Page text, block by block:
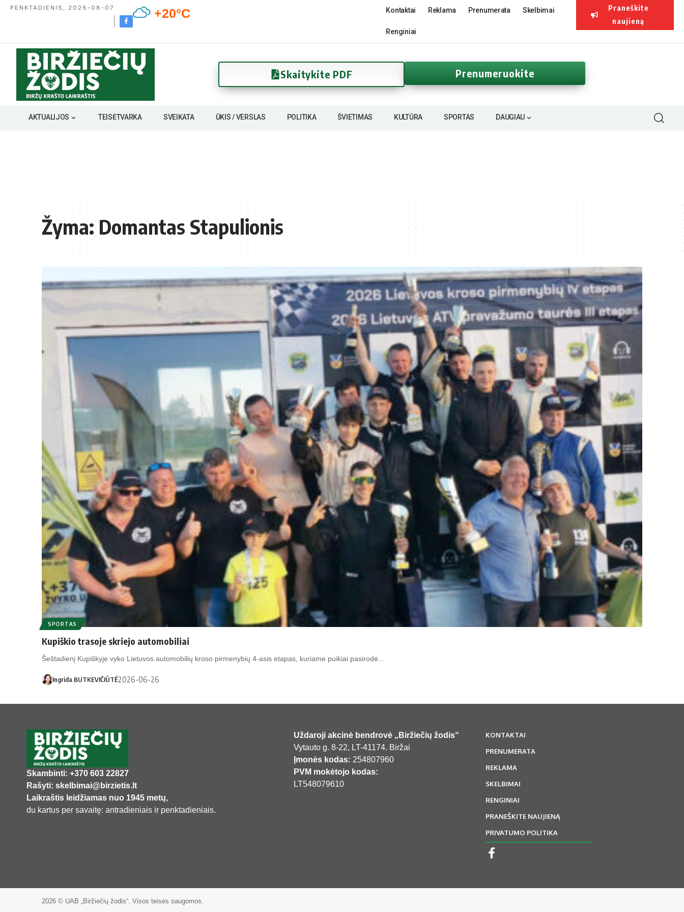
PENKTADIENIS, 2026-08-07 +20°C Kontaktai Reklama Prenumerata Skelbimai
Renginiai
Praneškite
naujieną
Skaitykite PDF Prenumeruokite
AKTUALIJOS TEISĖTVARKA SVEIKATA ŪKIS / VERSLAS POLITIKA ŠVIETIMAS KULTŪRA SPORTAS DAUGIAU
Žyma:Domantas Stapulionis
SPORTAS
Kupiškio trasoje skriejo automobiliai
Šeštadienį Kupiškyje vyko Lietuvos automobilių kroso pirmenybių 4-asis etapas, kuriame puikiai pasirodė…
Ingrida BUTKEVIČIŪTĖ2026-06-26
Skambinti: +370 603 22827
Rašyti: skelbimai@birzietis.lt
Laikraštis leidžiamas nuo 1945 metų,
du kartus per savaitę: antradieniais ir penktadieniais.
Uždaroji akcinė bendrovė „Biržiečių žodis“
Vytauto g. 8-22, LT-41174. Biržai
Įmonės kodas: 254807960
PVM mokėtojo kodas:
LT548079610
KONTAKTAI
PRENUMERATA
REKLAMA
SKELBIMAI
RENGINIAI
PRANEŠKITE NAUJIENĄ
PRIVATUMO POLITIKA
2026 © UAB „Biržiečių žodis“. Visos teisės saugomos.